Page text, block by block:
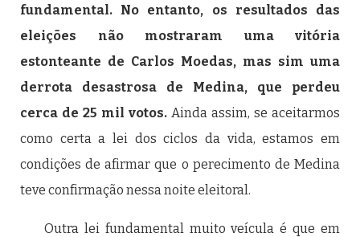
fundamental. No entanto, os resultados das
eleições não mostraram uma vitória
estonteante de Carlos Moedas, mas sim uma
derrota desastrosa de Medina, que perdeu
cerca de 25 mil votos. Ainda assim, se aceitarmos
como certa a lei dos ciclos da vida, estamos em
condições de afirmar que o perecimento de Medina
teve confirmação nessa noite eleitoral.
Outra lei fundamental muito veícula é que em